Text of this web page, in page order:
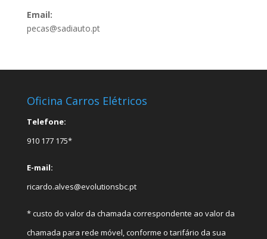
Email:
pecas@sadiauto.pt
Oficina Carros Elétricos
Telefone:
910 177 175*
E-mail:
ricardo.alves@evolutionsbc.pt
* custo do valor da chamada correspondente ao valor da
chamada para rede móvel, conforme o tarifário da sua